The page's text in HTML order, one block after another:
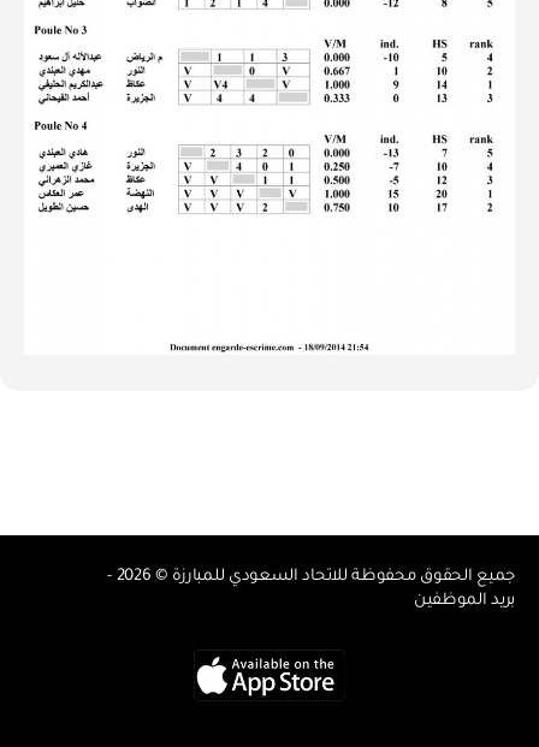
جميع الحقوق محفوظة للاتحاد السعودي للمبارزة © 2026 -
بريد الموظفين